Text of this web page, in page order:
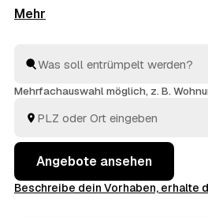
raus soll, und erhalte passende
– die Profis räumen schnell aus
fachgerecht. So ist dies die
Mehrfachauswahl möglich, z. B.
Angebote ansehen
Beschreibe dein Vorhaben, erhalte